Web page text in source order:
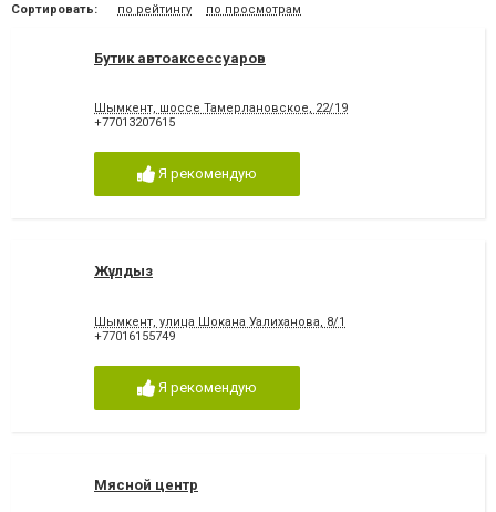
Сортировать: по рейтингу по просмотрам
Бутик автоаксессуаров
Шымкент, шоссе Тамерлановское, 22/19
+77013207615
Я рекомендую
Жұлдыз
Шымкент, улица Шокана Уалиханова, 8/1
+77016155749
Я рекомендую
Мясной центр